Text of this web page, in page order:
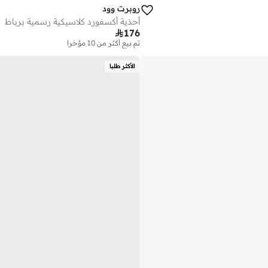
روبرت وود
أحذية أكسفورد كلاسيكية رسمية برباط
176
تم بيع أكثر من 10 مؤخرا
على وشك النفاد
تم بيع أكثر من 10 مؤخرا
على وشك النفاد
الأكثر طلبا